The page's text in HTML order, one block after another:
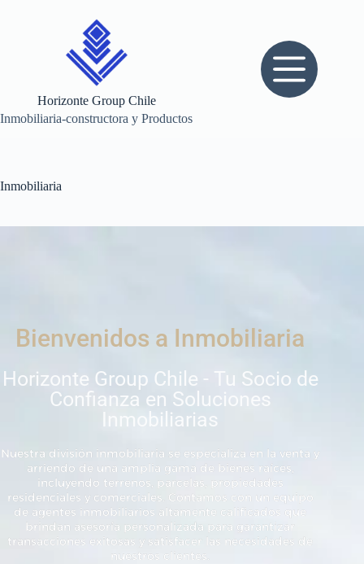
Horizonte Group Chile
Inmobiliaria-constructora y Productos
Inmobiliaria
Bienvenidos a Inmobiliaria
Horizonte Group Chile - Tu Socio de
Confianza en Soluciones
Inmobiliarias
Nuestra división inmobiliaria se especializa en la venta y
arriendo de una amplia gama de bienes raíces,
incluyendo terrenos, parcelas, propiedades
residenciales y comerciales. Contamos con un equipo
de agentes inmobiliarios altamente calificados que
brindan asesoría personalizada para garantizar
transacciones exitosas y satisfacer las necesidades de
nuestros clientes.